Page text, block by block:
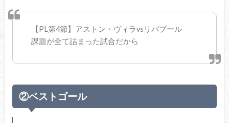
【PL第4節】アストン・ヴィラvsリバプール
課題が全て詰まった試合だから
②ベストゴール